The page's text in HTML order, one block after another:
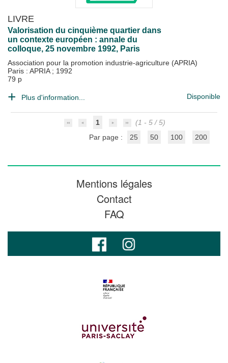
LIVRE
Valorisation du cinquième quartier dans
un contexte européen : annale du
colloque, 25 novembre 1992, Paris
Association pour la promotion industrie-agriculture (APRIA)
Paris : APRIA ; 1992
79 p
Plus d'information... Disponible
1
(1 - 5 / 5)
Par page :
25 50 100 200
Mentions légales
Contact
FAQ